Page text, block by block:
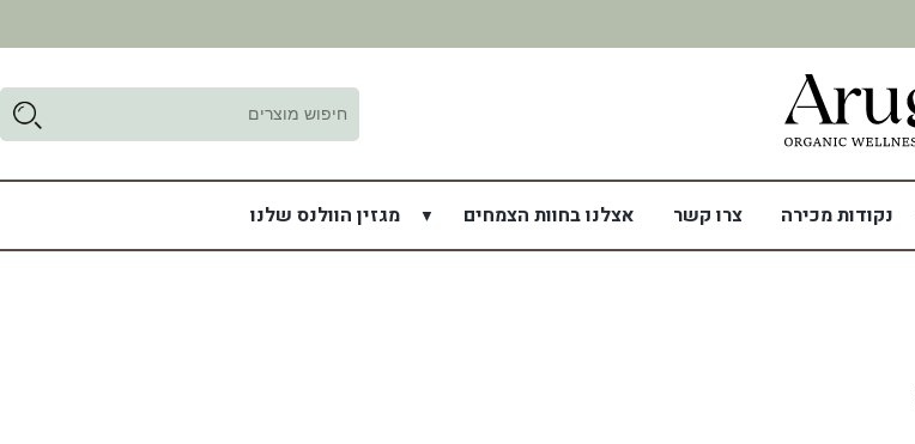
נקודות מכירה צרו קשר אצלנו בחוות הצמחים מגזין הוולנס שלנו